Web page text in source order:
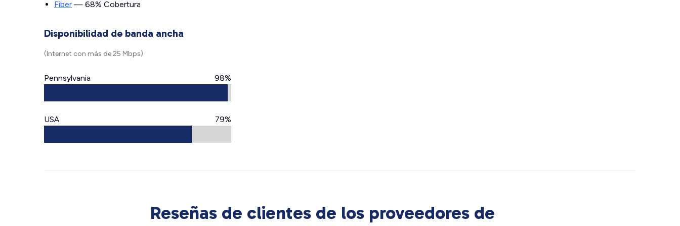
Fiber — 68% Cobertura
Disponibilidad de banda ancha
(Internet con más de 25 Mbps)
Pennsylvania 98%
USA 79%
Reseñas de clientes de los proveedores de